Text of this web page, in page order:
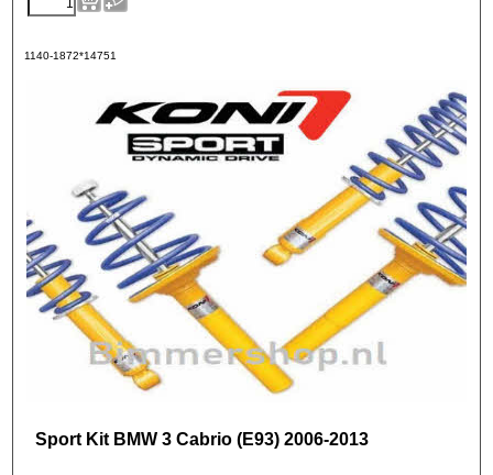
1140-1872*14751
Sport Kit BMW 3 Cabrio (E93) 2006-2013